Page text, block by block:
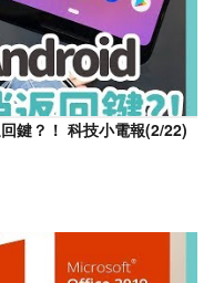
鍵？！ 科技小電報(2/22)